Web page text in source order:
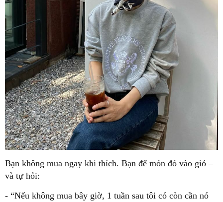
Bạn không mua ngay khi thích. Bạn để món đó vào giỏ –
và tự hỏi:
- “Nếu không mua bây giờ, 1 tuần sau tôi có còn cần nó